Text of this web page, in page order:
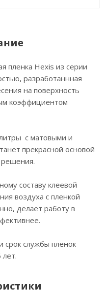
пленка Hexis из серии
разработаннная
на поверхность
коэффициентом
с матовыми и
прекрасной основой
решения.
составу клеевой
воздуха с пленкой
делает работу в
срок службы пленок